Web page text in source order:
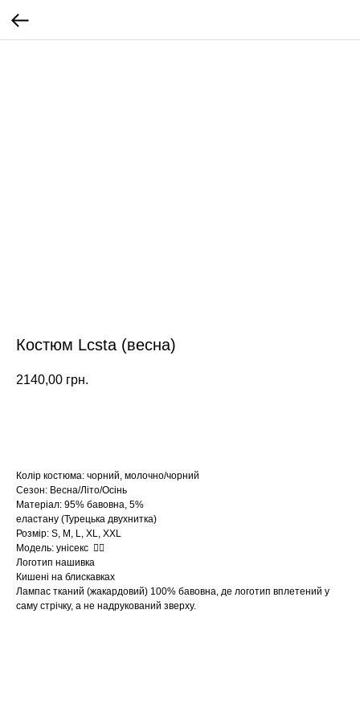
Костюм Lcsta (весна)
2140,00 грн.
Колір костюма: чорний, молочно/чорний
Сезон: Весна/Літо/Осінь
Матеріал: 95% бавовна, 5%
еластану (Турецька двухнитка)
Розмір: S, M, L, XL, XXL
Модель: унісекс ☝🏻
Логотип нашивка
Кишені на блискавках
Лампас тканий (жакардовий) 100% бавовна, де логотип вплетений у
саму стрічку, а не надрукований зверху.